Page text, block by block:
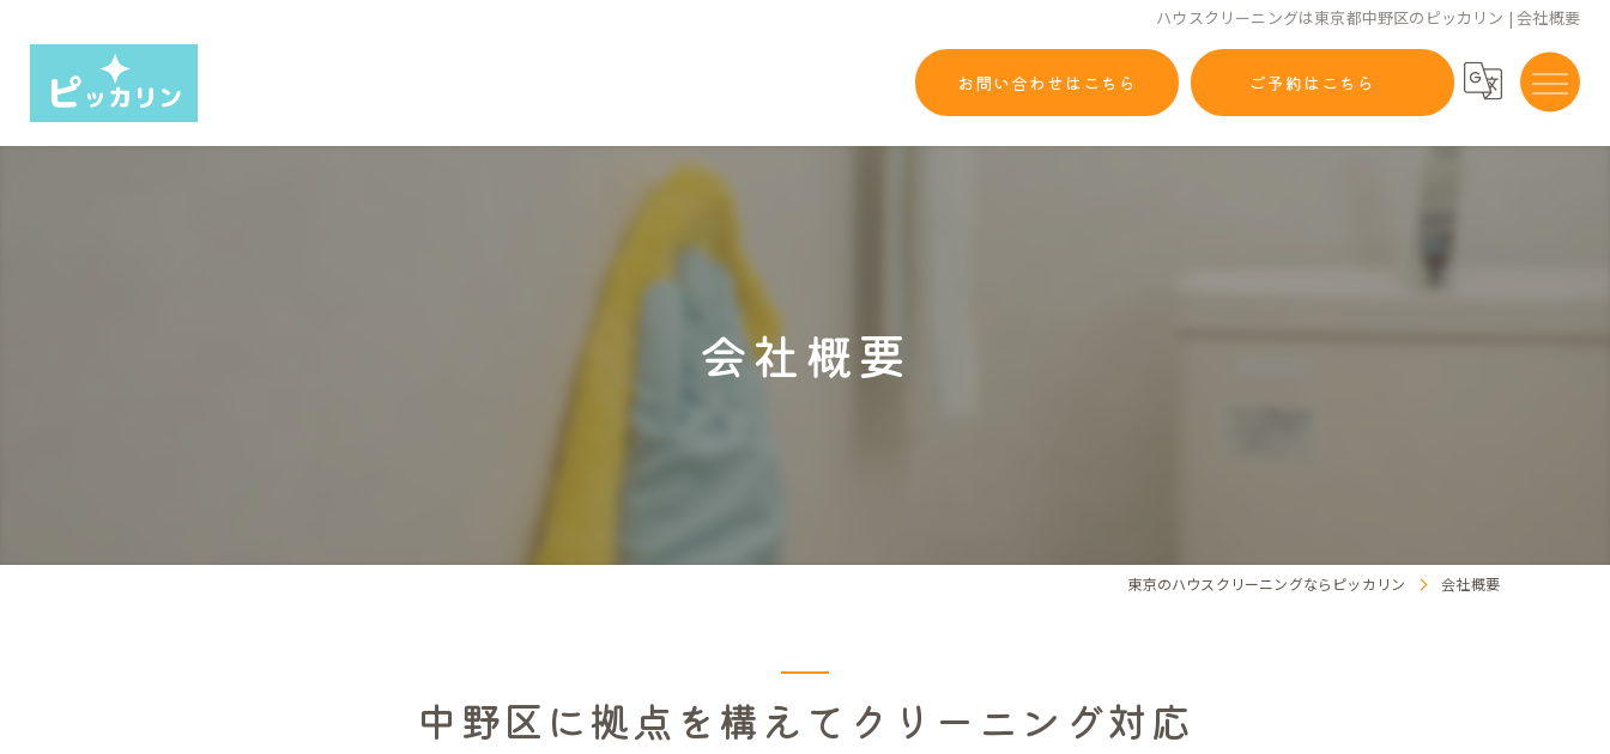
ハウスクリーニングは東京都中野区のピッカリン | 会社概要
お問い合わせはこちら ご予約はこちら
会社概要
東京のハウスクリーニングならピッカリン 会社概要
中野区に拠点を構えてクリーニング対応